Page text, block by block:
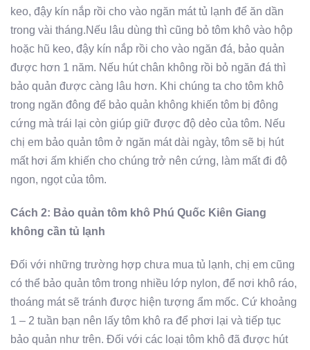
keo, đậy kín nắp rồi cho vào ngăn mát tủ lạnh để ăn dần
trong vài tháng.Nếu lâu dùng thì cũng bỏ tôm khô vào hộp
hoặc hũ keo, đậy kín nắp rồi cho vào ngăn đá, bảo quản
được hơn 1 năm. Nếu hút chân không rồi bỏ ngăn đá thì
bảo quản được càng lâu hơn. Khi chúng ta cho tôm khô
trong ngăn đông để bảo quản không khiến tôm bị đông
cứng mà trái lại còn giúp giữ được độ dẻo của tôm. Nếu
chị em bảo quản tôm ở ngăn mát dài ngày, tôm sẽ bị hút
mất hơi ấm khiến cho chúng trở nên cứng, làm mất đi độ
ngon, ngọt của tôm.
Cách 2: Bảo quản tôm khô Phú Quốc Kiên Giang
không cần tủ lạnh
Đối với những trường hợp chưa mua tủ lạnh, chị em cũng
có thể bảo quản tôm trong nhiều lớp nylon, để nơi khô ráo,
thoáng mát sẽ tránh được hiện tượng ẩm mốc. Cứ khoảng
1 – 2 tuần bạn nên lấy tôm khô ra để phơi lại và tiếp tục
bảo quản như trên. Đối với các loại tôm khô đã được hút